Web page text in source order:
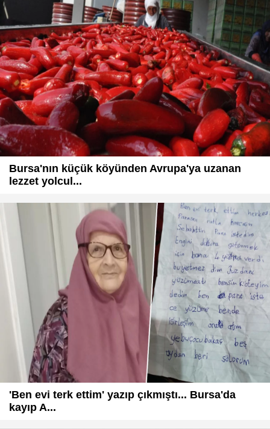
Bursa'nın küçük köyünden Avrupa'ya uzanan
lezzet yolcul...
'Ben evi terk ettim' yazıp çıkmıştı... Bursa'da
kayıp A...